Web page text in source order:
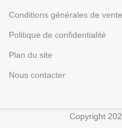
Conditions générales de vente
Politique de confidentialité
Plan du site
Nous contacter
Copyright